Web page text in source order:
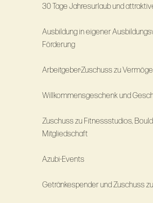
30 Tage Jahresurlaub und
Ausbildung in eigener
Förderung
Arbeitgeber-Zuschuss zu
Willkommensgeschenk und
Zuschuss zu Fitnessstudios,
Mitgliedschaft
Azubi-Events
Getränkespender und Zuschuss